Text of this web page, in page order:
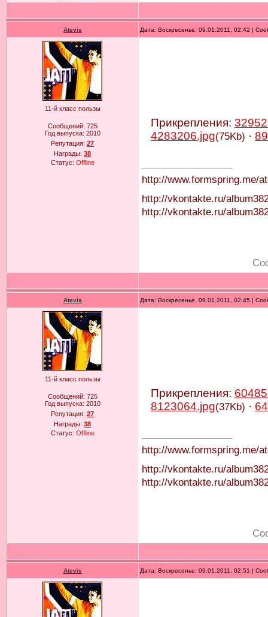
Atevis Дата: Воскресенье, 09.01.2011, 02:42 |
11-й класс пользы
Сообщений: 725
Год выпуска: 2010
Репутация:27
Награды:38
Статус: Offline
Прикрепления:
4283206.jpg(75Kb) ·
http://www.formspring.me/
http://vkontakte.ru/
http://vkontakte.ru/
Atevis Дата: Воскресенье, 09.01.2011, 02:45 |
11-й класс пользы
Сообщений: 725
Год выпуска: 2010
Репутация:27
Награды:38
Статус: Offline
Прикрепления:
8123064.jpg(37Kb) ·
http://www.formspring.me/
http://vkontakte.ru/
http://vkontakte.ru/
Atevis Дата: Воскресенье, 09.01.2011, 02:51 |